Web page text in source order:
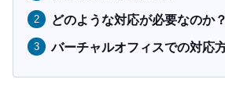
どのような対応が必要なのか？
バーチャルオフィスでの対応